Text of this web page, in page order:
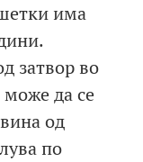
има
затвор во
може да се
од
по